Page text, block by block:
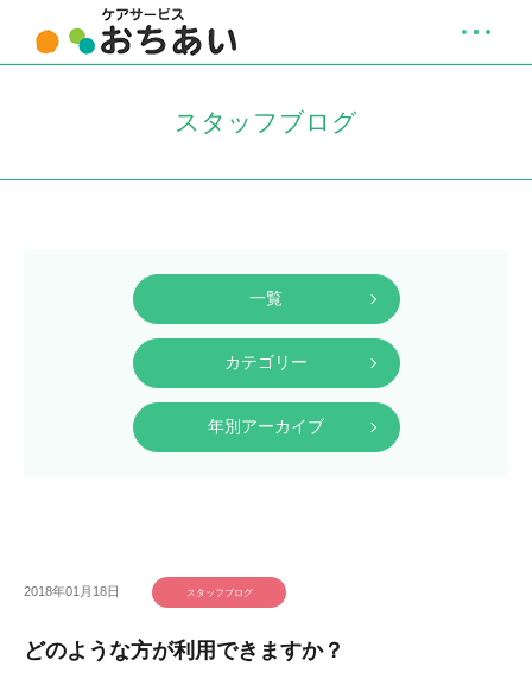
スタッフブログ
一覧
カテゴリー
年別アーカイブ
2018年01月18日 スタッフブログ
どのような方が利用できますか？